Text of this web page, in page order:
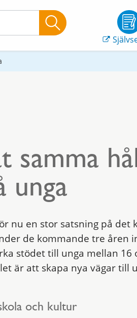
samma
unga
nu en stor satsning på det
de kommande tre åren
stödet till unga mellan 16
är att skapa nya vägar till
och kultur